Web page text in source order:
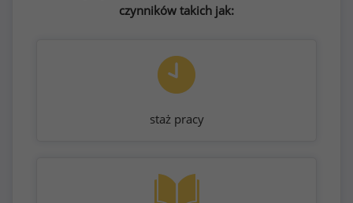
czynników takich jak:
staż pracy